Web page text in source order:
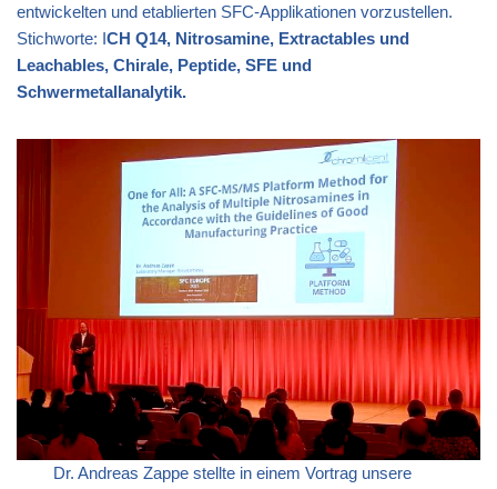
entwickelten und etablierten SFC-Applikationen vorzustellen.
Stichworte: ICH Q14, Nitrosamine, Extractables und
Leachables, Chirale, Peptide, SFE und
Schwermetallanalytik.
Dr. Andreas Zappe stellte in einem Vortrag unsere